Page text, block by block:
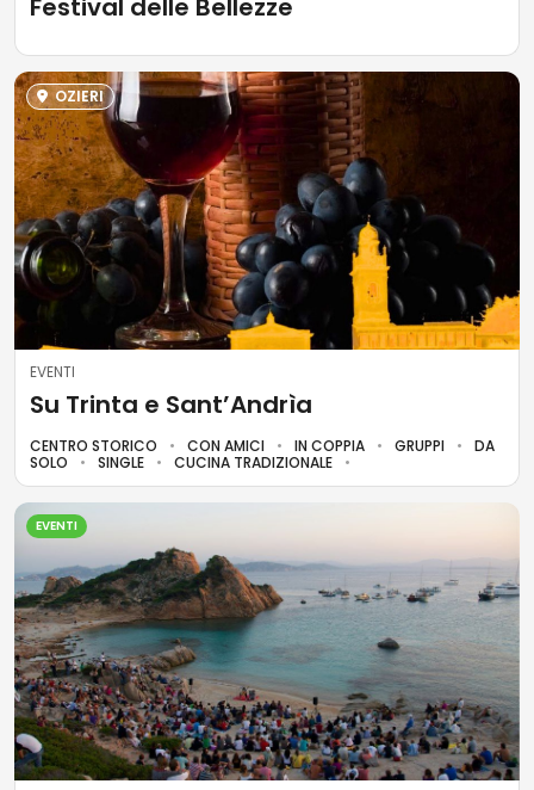
OZIERI
EVENTI
Su Trinta e Sant’Andrìa
CENTRO STORICO CON AMICI IN COPPIA GRUPPI
DA
SOLO
SINGLE CUCINA TRADIZIONALE
EVENTI